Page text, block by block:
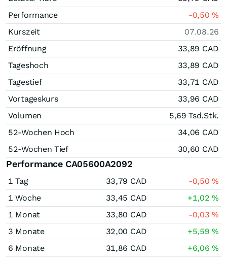
Performance
-0,50%
Kurszeit
07.08.26
Eröffnung
33,89 CAD
Tageshoch
33,89 CAD
Tagestief
33,71 CAD
Vortageskurs
33,96 CAD
Volumen
5,69 Tsd.Stk.
52-Wochen Hoch
34,06 CAD
52-Wochen Tief
30,60 CAD
Performance CA05600A2092
1 Tag 33,79 CAD -0,50%
1 Woche
33,45 CAD +1,02%
1 Monat
33,80 CAD -0,03%
3 Monate
32,00 CAD +5,59%
6 Monate
31,86 CAD +6,06%